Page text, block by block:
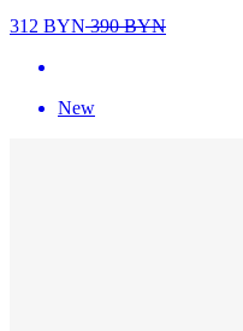
312 BYN390BYN
New